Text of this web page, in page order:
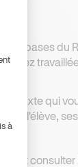
les bases du
avez
texte qui
de l'élève,
consulter
à